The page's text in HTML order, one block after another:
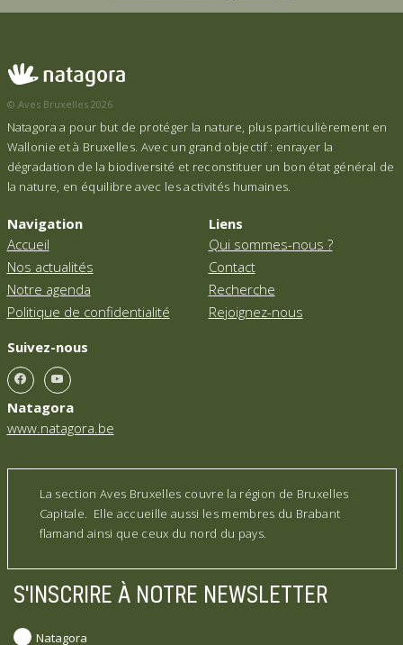
© Aves Bruxelles 2026
Natagora a pour but de protéger la nature, plus particulièrement en
Wallonie et à Bruxelles. Avec un grand objectif : enrayer la
dégradation de la biodiversité et reconstituer un bon état général de
la nature, en équilibre avec les activités humaines.
Navigation
Accueil
Nos actualités
Notre agenda
Politique de confidentialité
Liens
Qui sommes-nous ?
Contact
Recherche
Rejoignez-nous
Suivez-nous
Natagora
www.natagora.be
La section Aves Bruxelles couvre la région de Bruxelles
Capitale. Elle accueille aussi les membres du Brabant
flamand ainsi que ceux du nord du pays.
S'INSCRIRE À NOTRE NEWSLETTER
Natagora